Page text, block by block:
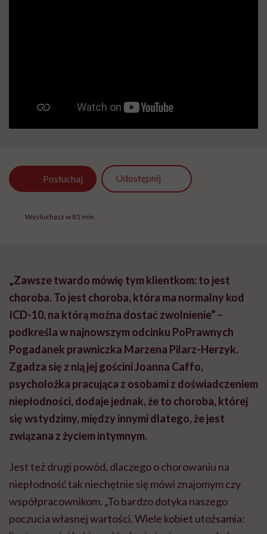
Posłuchaj Udostępnij
Wysłuchasz w 81 min
„Zawsze twardo mówię tym klientkom: to jest
choroba. To jest choroba, która ma normalny kod
ICD-10, na którą można dostać zwolnienie” –
podkreśla w najnowszym odcinku PoPrawnych
Pogadanek prawniczka Marzena Pilarz-Herzyk.
Zgadza się z nią jej gościni Joanna Caffo,
psycholożka pracująca z osobami z doświadczeniem
niepłodności, dodaje jednak, że to choroba, której
się wstydzimy, między innymi dlatego, że jest
związana z życiem intymnym.
Jest też drugi powód, dlaczego o chorowaniu na
niepłodność tak niechętnie się mówi znajomym czy
współpracownikom. „To bardzo dotyka naszego
poczucia własnej wartości. Wiele kobiet utożsamia: